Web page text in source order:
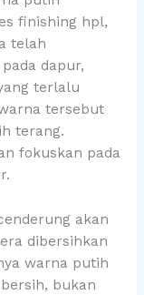
finishing hpl,
telah
dapur,
terlalu
tersebut
terang.
fokuskan pada
akan
dibersihkan
warna putih
bukan